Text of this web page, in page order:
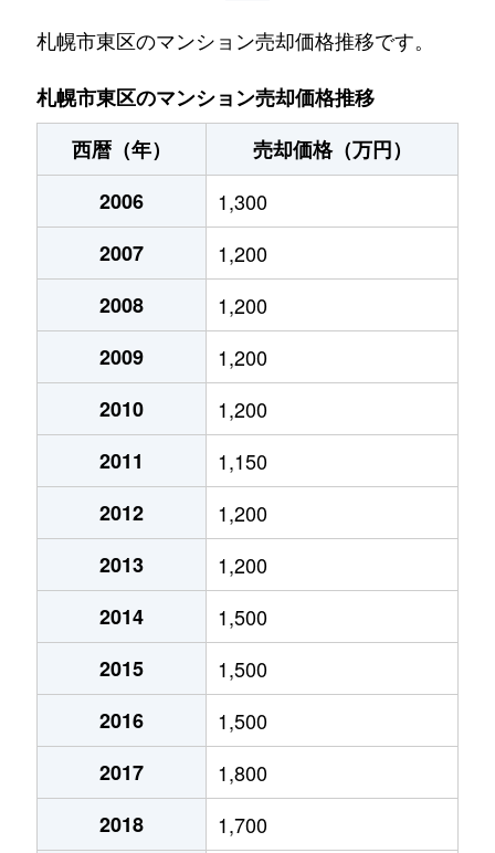
北６条東
3,400万円 東区役所前
北７条東
4,900万円 札幌(ＪＲ)
北７条東
3,500万円 東区役所前
北８条東
1,200万円
北８条東
1,400万円
北８条東
390万円
北８条東
390万円
北８条東
300万円
北８条東
3,000万円
北８条東
2,600万円
北９条東
3,400万円
北１０条東
1,800万円
北１０条東
1,900万円
北１２条東
1,800万円
北１２条東
2,700万円
北１２条東
2,300万円
札幌市東区のマンション売却価格推移です。
札幌市東区のマンション売却価格推移
西暦（年）
売却価格（万円）
2006
1,300
2007
1,200
2008
1,200
2009
1,200
2010
1,200
2011
1,150
2012
1,200
2013
1,200
2014
1,500
2015
1,500
2016
1,500
2017
1,800
2018
1,700